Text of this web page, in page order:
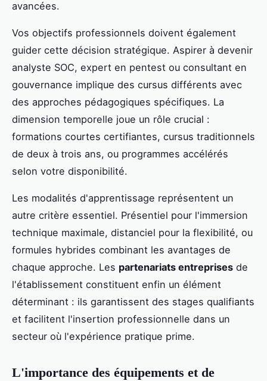
avancées.
Vos objectifs professionnels doivent également
guider cette décision stratégique. Aspirer à devenir
analyste SOC, expert en pentest ou consultant en
gouvernance implique des cursus différents avec
des approches pédagogiques spécifiques. La
dimension temporelle joue un rôle crucial :
formations courtes certifiantes, cursus traditionnels
de deux à trois ans, ou programmes accélérés
selon votre disponibilité.
Les modalités d'apprentissage représentent un
autre critère essentiel. Présentiel pour l'immersion
technique maximale, distanciel pour la flexibilité, ou
formules hybrides combinant les avantages de
chaque approche. Les partenariats entreprises de
l'établissement constituent enfin un élément
déterminant : ils garantissent des stages qualifiants
et facilitent l'insertion professionnelle dans un
secteur où l'expérience pratique prime.
L'importance des équipements et de